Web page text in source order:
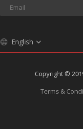
English
Copyright ©
Terms &